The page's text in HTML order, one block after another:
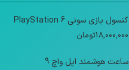
کنسول بازی سونی PlayStation 6
18,000,000تومان
ساعت هوشمند اپل واچ 9